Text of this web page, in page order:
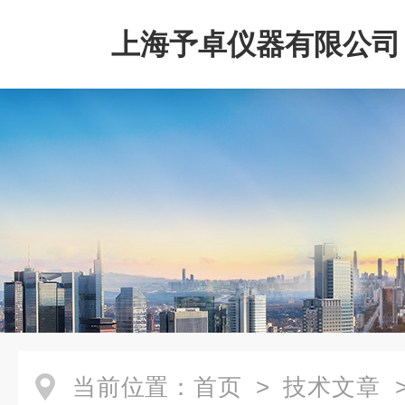
上海予卓仪器有限公司
当前位置： 首页 > 技术文章